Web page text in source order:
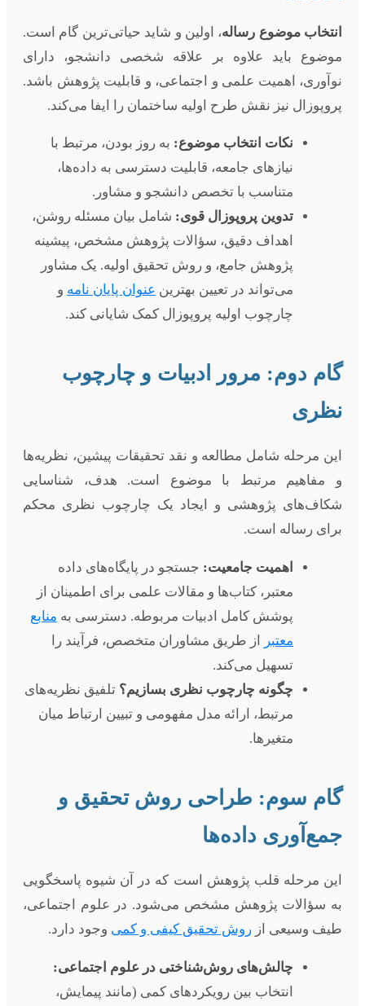
انتخاب موضوع رساله، اولین و شاید حیاتی‌ترین گام است.
موضوع باید علاوه بر علاقه شخصی دانشجو، دارای
نوآوری، اهمیت علمی و اجتماعی، و قابلیت پژوهش باشد.
پروپوزال نیز نقش طرح اولیه ساختمان را ایفا می‌کند.
نکات انتخاب موضوع: به روز بودن، مرتبط با
نیازهای جامعه، قابلیت دسترسی به داده‌ها،
متناسب با تخصص دانشجو و مشاور.
تدوین پروپوزال قوی: شامل بیان مسئله روشن،
اهداف دقیق، سؤالات پژوهش مشخص، پیشینه
پژوهش جامع، و روش تحقیق اولیه. یک مشاور
می‌تواند در تعیین بهترین عنوان پایان نامه و
چارچوب اولیه پروپوزال کمک شایانی کند.
گام دوم: مرور ادبیات و چارچوب
نظری
این مرحله شامل مطالعه و نقد تحقیقات پیشین، نظریه‌ها
و مفاهیم مرتبط با موضوع است. هدف، شناسایی
شکاف‌های پژوهشی و ایجاد یک چارچوب نظری محکم
برای رساله است.
اهمیت جامعیت: جستجو در پایگاه‌های داده
معتبر، کتاب‌ها و مقالات علمی برای اطمینان از
پوشش کامل ادبیات مربوطه. دسترسی به منابع
معتبر
از طریق مشاوران متخصص، فرآیند را
تسهیل می‌کند.
چگونه چارچوب نظری بسازیم؟ تلفیق نظریه‌های
مرتبط، ارائه مدل مفهومی و تبیین ارتباط میان
متغیرها.
گام سوم: طراحی روش تحقیق و
جمع‌آوری داده‌ها
این مرحله قلب پژوهش است که در آن شیوه پاسخگویی
به سؤالات پژوهش مشخص می‌شود. در علوم اجتماعی،
طیف وسیعی از روش تحقیق کیفی و کمی وجود دارد.
چالش‌های روش‌شناختی در علوم اجتماعی:
انتخاب بین رویکردهای کمی (مانند پیمایش،